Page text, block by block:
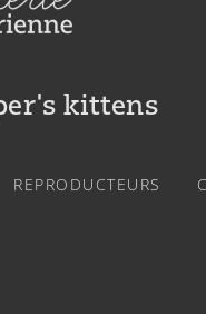
kittens​
REPRODUCTEURS